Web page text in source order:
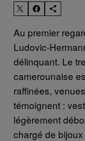
Au premier
Ludovic-
délinquant. Le
camerounaise
raffinées,
témoignent :
légèrement
chargé de